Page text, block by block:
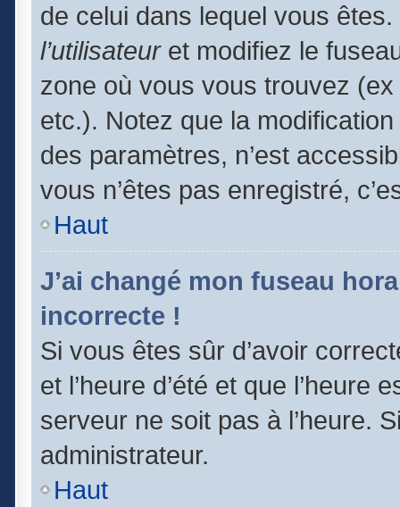
de celui dans lequel vous
l’utilisateuret modifiez le
zone où vous vous trouvez
etc.). Notez que la
des paramètres, n’est
vous n’êtes pas enregistré,
Haut
J’ai changé mon fuseau
incorrecte !
Si vous êtes sûr d’avoir
et l’heure d’été et que
serveur ne soit pas à l’heure.
administrateur.
Haut